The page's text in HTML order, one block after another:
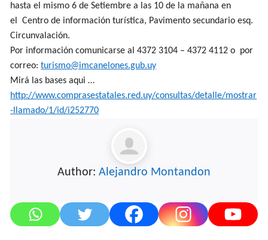
hasta el mismo 6 de Setiembre a las 10 de la mañana en
el Centro de información turística, Pavimento secundario esq.
Circunvalación.
Por información comunicarse al 4372 3104 – 4372 4112 o por
correo:turismo@imcanelones.gub.uy
Mirá las bases aqui …
http://www.comprasestatales.red.uy/consultas/detalle/mostrar
-llamado/1/id/i252770
Author: Alejandro Montandon